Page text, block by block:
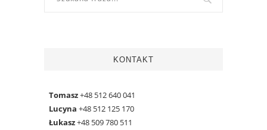
KONTAKT
Tomasz+48 512 640 041
Lucyna +48 512 125 170
Łukasz+48 509 780 511